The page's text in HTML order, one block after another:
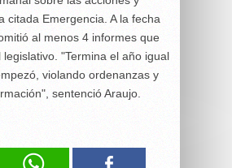
citada Emergencia. A la fecha
al menos 4 informes que
"Termina el año igual
violando ordenanzas y
sentenció Araujo.